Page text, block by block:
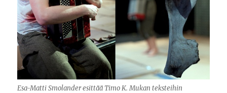
Esa-Matti Smolander esittää Timo K. Mukan teksteihin